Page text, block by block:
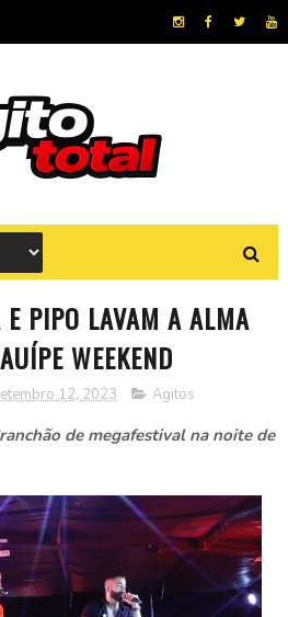
E PIPO LAVAM A ALMA
WEEKEND
12, 2023 Agitos
de megafestival na noite de